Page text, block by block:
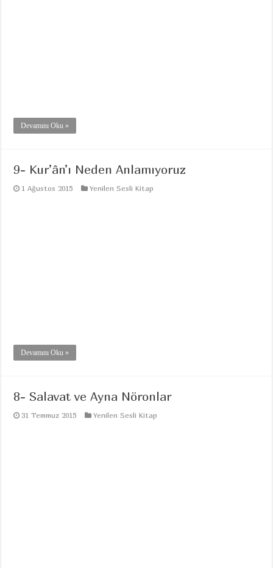
Devamını Oku »
9- Kur’ân’ı Neden Anlamıyoruz
1 Ağustos 2015 Yenilen Sesli Kitap
Devamını Oku »
8- Salavat ve Ayna Nöronlar
31 Temmuz 2015 Yenilen Sesli Kitap